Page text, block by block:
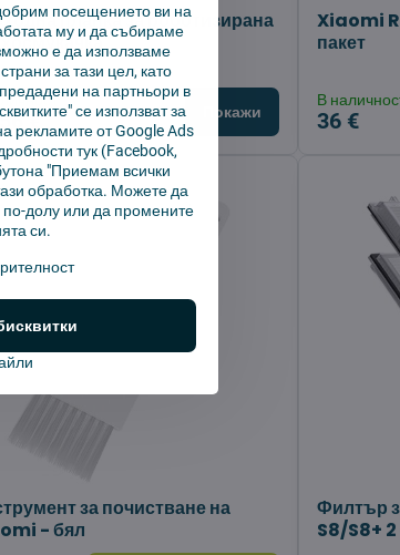
планка за роботизирана
€ Покажи
Xiaomi
пакет
В
36 €
за почистване на
- бял
Филтър
S8/S8+
посещението ви на
му и да събираме
е да използваме
за тази цел, като
на партньори в
се използват за
рекламите от Google Ads
тук(Facebook,
"Приемам всички
обработка. Можете да
долу или да промените
си.